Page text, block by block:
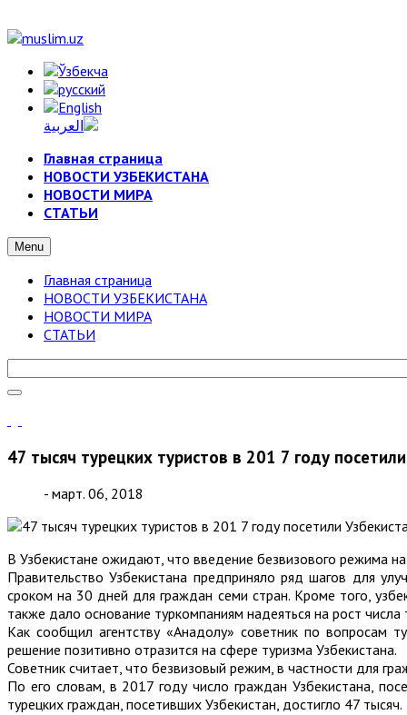
Главная страница
НОВОСТИ УЗБЕКИСТАНА
НОВОСТИ МИРА
СТАТЬИ
Menu
Главная страница
НОВОСТИ УЗБЕКИСТАНА
НОВОСТИ МИРА
СТАТЬИ
47 тысяч турецких туристов в 201 7 году
- март. 06, 2018
В Узбекистане ожидают, что введение безвизового режима
Правительство Узбекистана предприняло ряд шагов для
сроком на 30 дней для граждан семи стран. Кроме того,
также дало основание туркомпаниям надеяться на рост числа
Как сообщил агентству «Анадолу» советник по вопросам
решение позитивно отразится на сфере туризма Узбекистана.
Советник считает, что безвизовый режим, в частности для
По его словам, в 2017 году число граждан Узбекистана,
турецких граждан, посетивших Узбекистан, достигло 47 тысяч.